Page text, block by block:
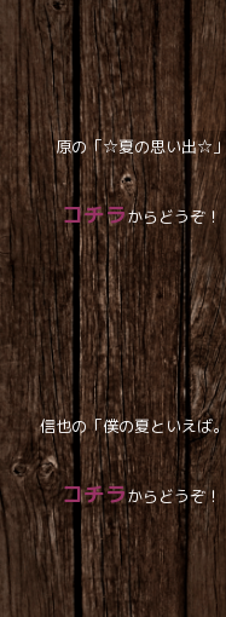
原の「☆夏の思い出☆」
コチラからどうぞ！
信也の「僕の夏といえば
コチラからどうぞ！